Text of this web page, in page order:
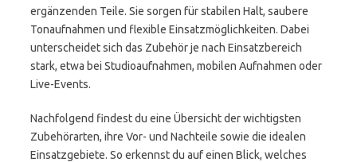
ergänzenden Teile. Sie sorgen für stabilen Halt, saubere
Tonaufnahmen und flexible Einsatzmöglichkeiten. Dabei
unterscheidet sich das Zubehör je nach Einsatzbereich
stark, etwa bei Studioaufnahmen, mobilen Aufnahmen oder
Live-Events.
Nachfolgend findest du eine Übersicht der wichtigsten
Zubehörarten, ihre Vor- und Nachteile sowie die idealen
Einsatzgebiete. So erkennst du auf einen Blick, welches